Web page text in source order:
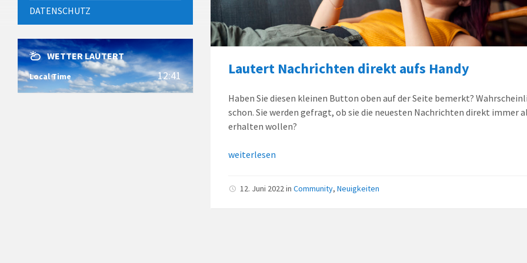
Lautert Nachrichten direkt aufs Handy
Haben Sie diesen kleinen Button oben auf der Seite bemerkt?
schon. Sie werden gefragt, ob sie die neuesten Nachrichten direkt immer
erhalten wollen?
weiterlesen
12. Juni 2022inCommunity,Neuigkeiten
DATENSCHUTZ
WETTER LAUTERT
Local Time 12:41